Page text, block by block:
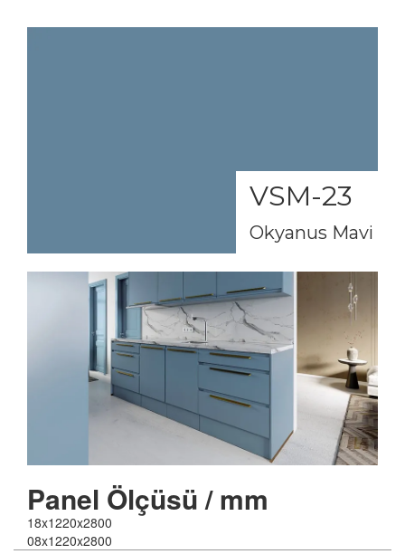
VSM-23
Okyanus Mavi
Panel Ölçüsü / mm
18x1220x2800
08x1220x2800